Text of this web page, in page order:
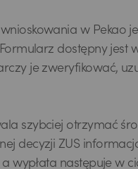
w Pekao
dostępny jest
je zweryfikować,
szybciej otrzymać
decyzji ZUS
wypłata następuje w